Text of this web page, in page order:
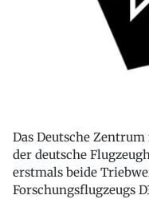
Das Deutsche
der deutsche
erstmals beide
Forschungsflugzeugs